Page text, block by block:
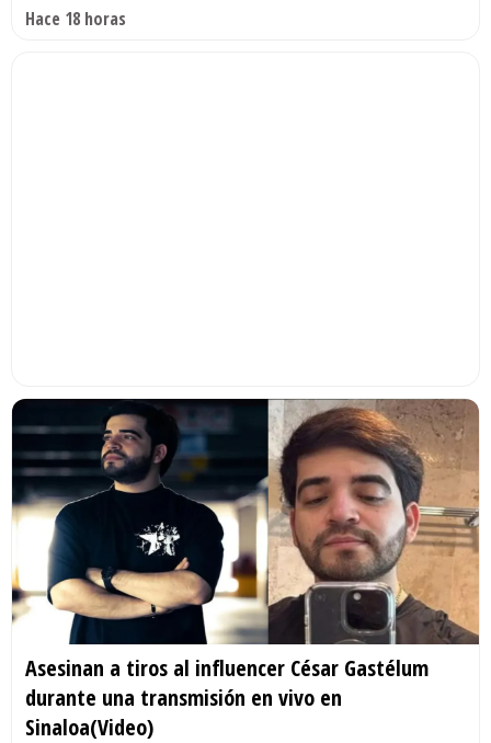
Hace 18 horas
Asesinan a tiros al influencer César Gastélum
durante una transmisión en vivo en
Sinaloa(Video)